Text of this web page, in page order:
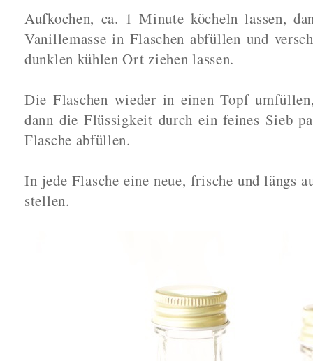
Aufkochen, ca. 1 Minute köcheln lassen,
Vanillemasse in Flaschen abfüllen und
dunklen kühlen Ort ziehen lassen.
Die Flaschen wieder in einen Topf
dann die Flüssigkeit durch ein feines Sieb
Flasche abfüllen.
In jede Flasche eine neue, frische und längs
stellen.